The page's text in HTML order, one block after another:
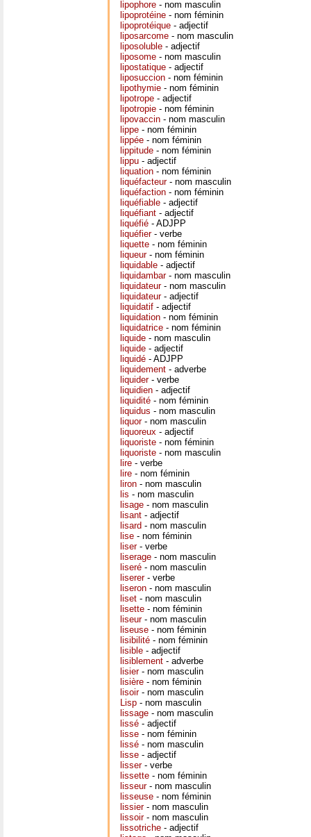
lipophore - nom masculin
lipoprotéine - nom féminin
lipoprotéique - adjectif
liposarcome - nom masculin
liposoluble - adjectif
liposome - nom masculin
lipostatique - adjectif
liposuccion - nom féminin
lipothymie - nom féminin
lipotrope - adjectif
lipotropie - nom féminin
lipovaccin - nom masculin
lippe - nom féminin
lippée - nom féminin
lippitude - nom féminin
lippu - adjectif
liquation - nom féminin
liquéfacteur- nom masculin
liquéfaction - nom féminin
liquéfiable - adjectif
liquéfiant - adjectif
liquéfié - ADJPP
liquéfier- verbe
liquette - nom féminin
liqueur- nom féminin
liquidable - adjectif
liquidambar- nom masculin
liquidateur- nom masculin
liquidateur- adjectif
liquidatif - adjectif
liquidation - nom féminin
liquidatrice - nom féminin
liquide - nom masculin
liquide - adjectif
liquidé - ADJPP
liquidement - adverbe
liquider- verbe
liquidien - adjectif
liquidité - nom féminin
liquidus - nom masculin
liquor- nom masculin
liquoreux - adjectif
liquoriste - nom féminin
liquoriste - nom masculin
lire - verbe
lire - nom féminin
liron - nom masculin
lis - nom masculin
lisage - nom masculin
lisant - adjectif
lisard - nom masculin
lise - nom féminin
liser- verbe
liserage - nom masculin
liseré - nom masculin
liserer- verbe
liseron - nom masculin
liset - nom masculin
lisette - nom féminin
liseur- nom masculin
liseuse - nom féminin
lisibilité - nom féminin
lisible - adjectif
lisiblement - adverbe
lisier- nom masculin
lisière - nom féminin
lisoir- nom masculin
Lisp - nom masculin
lissage - nom masculin
lissé - adjectif
lisse - nom féminin
lissé - nom masculin
lisse - adjectif
lisser- verbe
lissette - nom féminin
lisseur- nom masculin
lisseuse - nom féminin
lissier- nom masculin
lissoir- nom masculin
lissotriche - adjectif